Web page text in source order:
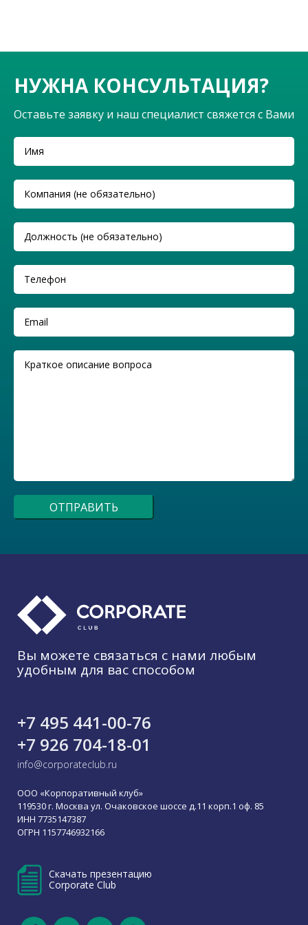
НУЖНА КОНСУЛЬТАЦИЯ?
Оставьте заявку и наш специалист свяжется с Вами
Вы можете связаться с нами любым
удобным для вас способом
+7 495 441-00-76
+7 926 704-18-01
info@corporateclub.ru
ООО «Корпоративный клуб»
119530 г. Москва ул. Очаковское шоссе д.11 корп.1 оф. 85
ИНН 7735147387
ОГРН 1157746932166
Скачать презентацию
Corporate Club